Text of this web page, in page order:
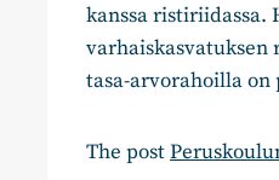
kanssa ristiriidassa.
tasa-arvorahoilla
The post